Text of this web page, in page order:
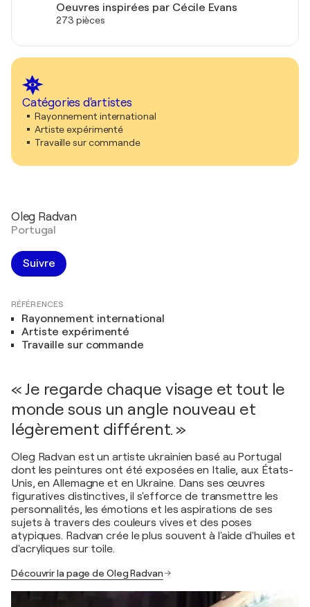
Oeuvres inspirées par Cécile Evans
273 pièces
Catégories d'artistes
Rayonnement international
Artiste expérimenté
Travaille sur commande
Oleg Radvan
Portugal
Suivre
RÉFÉRENCES
Rayonnement international
Artiste expérimenté
Travaille sur commande
« Je regarde chaque visage et tout le
monde sous un angle nouveau et
légèrement différent. »
Oleg Radvan est un artiste ukrainien basé au Portugal
dont les peintures ont été exposées en Italie, aux États-
Unis, en Allemagne et en Ukraine. Dans ses œuvres
figuratives distinctives, il s'efforce de transmettre les
personnalités, les émotions et les aspirations de ses
sujets à travers des couleurs vives et des poses
atypiques. Radvan crée le plus souvent à l'aide d'huiles et
d'acryliques sur toile.
Découvrir la page de Oleg Radvan